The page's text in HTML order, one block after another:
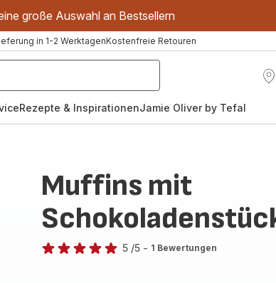
große Auswahl an Bestsellern
in 1-2 WerktagenKostenfreie Retouren
Rezepte & InspirationenJamie Oliver by Tefal
Muffins mit
5 /5 - 1 Bewertungen